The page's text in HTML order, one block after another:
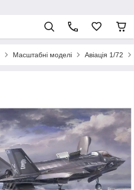
Масштабні моделі Авіація 1/72